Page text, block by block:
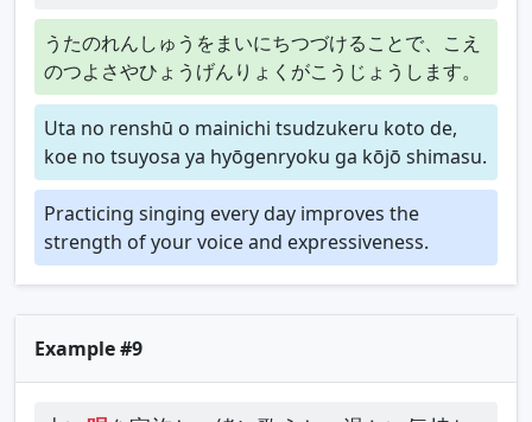
うたのれんしゅうをまいにちつづけることで、こえ
のつよさやひょうげんりょくがこうじょうします。
Uta no renshū o mainichi tsudzukeru koto de,
koe no tsuyosa ya hyōgenryoku ga kōjō shimasu.
Practicing singing every day improves the
strength of your voice and expressiveness.
Example #9